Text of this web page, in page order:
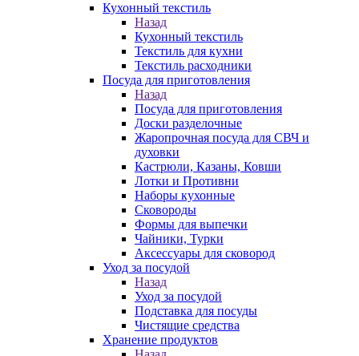
Кухонный текстиль
Назад
Кухонный текстиль
Текстиль для кухни
Текстиль расходники
Посуда для приготовления
Назад
Посуда для приготовления
Доски разделочные
Жаропрочная посуда для СВЧ и
духовки
Кастрюли, Казаны, Ковши
Лотки и Противни
Наборы кухонные
Сковороды
Формы для выпечки
Чайники, Турки
Аксессуары для сковород
Уход за посудой
Назад
Уход за посудой
Подставка для посуды
Чистящие средства
Хранение продуктов